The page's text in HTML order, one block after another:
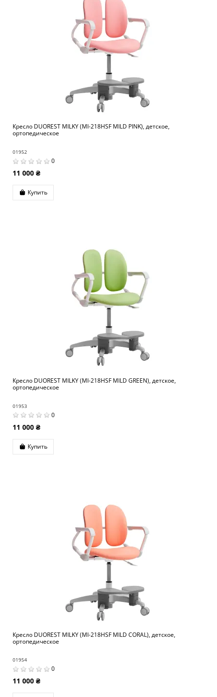
Кресло DUOREST MILKY (MI-218НSF MILD PINK), детское,
ортопедическое
01952
0
11 000 ₴
Купить
Кресло DUOREST MILKY (MI-218HSF MILD GREEN), детское,
ортопедическое
01953
0
11 000 ₴
Купить
Кресло DUOREST MILKY (MI-218HSF MILD CORAL), детское,
ортопедическое
01954
0
11 000 ₴